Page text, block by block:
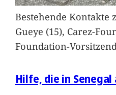
Bestehende
Gueye (15), Carez-
Foundation-
Hilfe, die in